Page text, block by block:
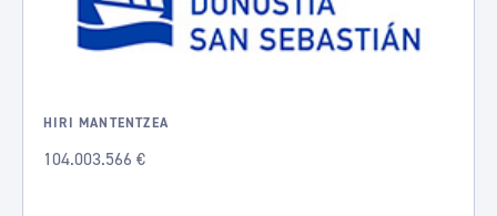
HIRI MANTENTZEA
104.003.566 €